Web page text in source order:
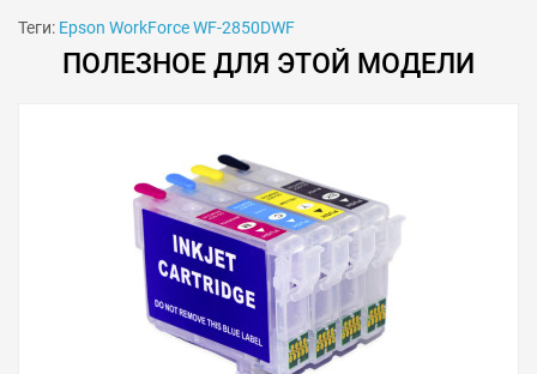
Подробное описание заправки и установки читайте в
Полная заправка СНПЧ » и «Инструкции по
установке СНПЧ Epson».
Теги: Epson WorkForce WF-2850DWF
ПОЛЕЗНОЕ ДЛЯ ЭТОЙ МОДЕЛИ